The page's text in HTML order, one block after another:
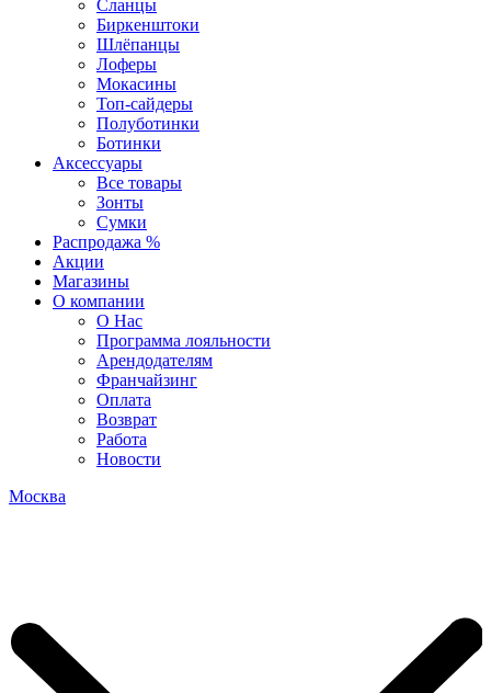
Сланцы
Биркенштоки
Шлёпанцы
Лоферы
Мокасины
Топ-сайдеры
Полуботинки
Ботинки
Аксессуары
Все товары
Зонты
Сумки
Распродажа %
Акции
Магазины
О компании
О Нас
Программа лояльности
Арендодателям
Франчайзинг
Оплата
Возврат
Работа
Новости
Москва